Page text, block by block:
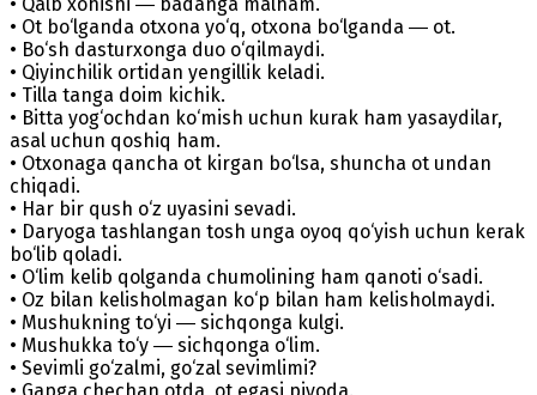
• Ot bo‘lganda otxona yo‘q, otxona bo‘lganda ― ot.
• Bo‘sh dasturxonga duo o‘qilmaydi.
• Qiyinchilik ortidan yengillik keladi.
• Tilla tanga doim kichik.
• Bitta yog‘ochdan ko‘mish uchun kurak ham yasaydilar,
asal uchun qoshiq ham.
• Otxonaga qancha ot kirgan bo‘lsa, shuncha ot undan
chiqadi.
• Har bir qush o‘z uyasini sevadi.
• Daryoga tashlangan tosh unga oyoq qo‘yish uchun kerak
bo‘lib qoladi.
• O‘lim kelib qolganda chumolining ham qanoti o‘sadi.
• Oz bilan kelisholmagan ko‘p bilan ham kelisholmaydi.
• Mushukning to‘yi ― sichqonga kulgi.
• Mushukka to‘y ― sichqonga o‘lim.
• Sevimli go‘zalmi, go‘zal sevimlimi?
• Gapga chechan otda, ot egasi piyoda.